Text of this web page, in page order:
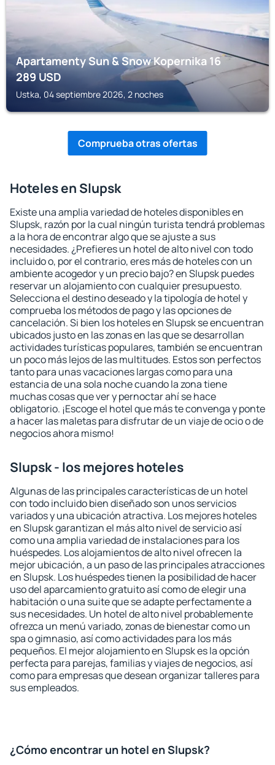
Apartamenty Sun & Snow Kopernika 16
289USD
Ustka, 04 septiembre 2026, 2 noches
Comprueba otras ofertas
Hoteles en Slupsk
Existe una amplia variedad de hoteles disponibles en
Slupsk, razón por la cual ningún turista tendrá problemas
a la hora de encontrar algo que se ajuste a sus
necesidades. ¿Prefieres un hotel de alto nivel con todo
incluido o, por el contrario, eres más de hoteles con un
ambiente acogedor y un precio bajo? en Slupsk puedes
reservar un alojamiento con cualquier presupuesto.
Selecciona el destino deseado y la tipología de hotel y
comprueba los métodos de pago y las opciones de
cancelación. Si bien los hoteles en Slupsk se encuentran
ubicados justo en las zonas en las que se desarrollan
actividades turísticas populares, también se encuentran
un poco más lejos de las multitudes. Estos son perfectos
tanto para unas vacaciones largas como para una
estancia de una sola noche cuando la zona tiene
muchas cosas que ver y pernoctar ahí se hace
obligatorio. ¡Escoge el hotel que más te convenga y ponte
a hacer las maletas para disfrutar de un viaje de ocio o de
negocios ahora mismo!
Slupsk - los mejores hoteles
Algunas de las principales características de un hotel
con todo incluido bien diseñado son unos servicios
variados y una ubicación atractiva. Los mejores hoteles
en Slupsk garantizan el más alto nivel de servicio así
como una amplia variedad de instalaciones para los
huéspedes. Los alojamientos de alto nivel ofrecen la
mejor ubicación, a un paso de las principales atracciones
en Slupsk. Los huéspedes tienen la posibilidad de hacer
uso del aparcamiento gratuito así como de elegir una
habitación o una suite que se adapte perfectamente a
sus necesidades. Un hotel de alto nivel probablemente
ofrezca un menú variado, zonas de bienestar como un
spa o gimnasio, así como actividades para los más
pequeños. El mejor alojamiento en Slupsk es la opción
perfecta para parejas, familias y viajes de negocios, así
como para empresas que desean organizar talleres para
sus empleados.
¿Cómo encontrar un hotel en Slupsk?